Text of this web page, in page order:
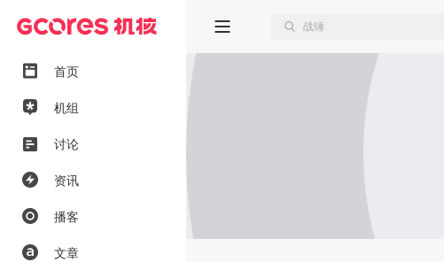
首页
机组
讨论
资讯
播客
文章